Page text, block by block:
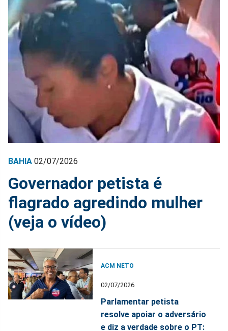
BAHIA 02/07/2026
Governador petista é
flagrado agredindo mulher
(veja o vídeo)
ACM NETO
02/07/2026
Parlamentar petista
resolve apoiar o adversário
e diz a verdade sobre o PT: